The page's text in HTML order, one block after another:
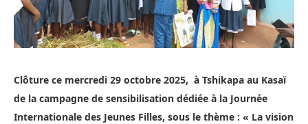
Clôture ce mercredi 29 octobre 2025, à Tshikapa au Kasaï
de la campagne de sensibilisation dédiée à la Journée
Internationale des Jeunes Filles, sous le thème : « La vision